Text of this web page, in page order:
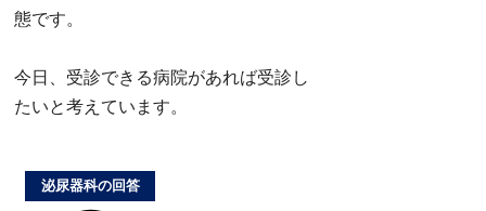
態です。
今日、受診できる病院があれば受診し
たいと考えています。
泌尿器科の回答